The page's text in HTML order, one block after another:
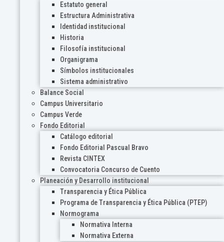
Estatuto general
Estructura Administrativa
Identidad institucional
Historia
Filosofía institucional
Organigrama
Símbolos institucionales
Sistema administrativo
Balance Social
Campus Universitario
Campus Verde
Fondo Editorial
Catálogo editorial
Fondo Editorial Pascual Bravo
Revista CINTEX
Convocatoria Concurso de Cuento
Planeación y Desarrollo institucional
Transparencia y Ética Pública
Programa de Transparencia y Ética Pública (PTEP)
Normograma
Normativa Interna
Normativa Externa